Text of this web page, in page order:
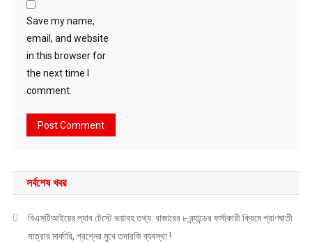
Save my name,
email, and website
in this browser for
the next time I
comment.
সর্বশেষ খবর
বিএসটিআইয়ের ল্যাব টেস্টে ভয়াবহ তথ্য: বাজারের ৮ ব্র্যান্ডের ফর্সাকারী ক্রিমে প্রাণঘাতী
মাত্রার মার্কারি, প্রশ্নের মুখে তদারকি ব্যবস্থা !